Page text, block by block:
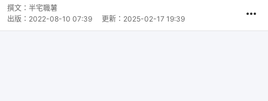
撰文： 半宅職薯
出版： 2022-08-10 07:39 更新： 2025-02-17 19:39